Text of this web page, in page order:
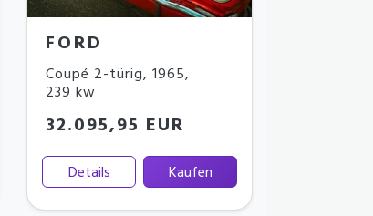
FORD
Coupé 2-türig,1965,
239 kw
32.095,95 EUR
Details Kaufen